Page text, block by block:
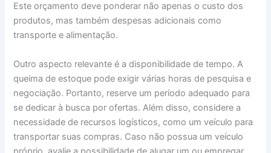
Este orçamento deve ponderar não apenas o custo dos
produtos, mas também despesas adicionais como
transporte e alimentação.
Outro aspecto relevante é a disponibilidade de tempo. A
queima de estoque pode exigir várias horas de pesquisa e
negociação. Portanto, reserve um período adequado para
se dedicar à busca por ofertas. Além disso, considere a
necessidade de recursos logísticos, como um veículo para
transportar suas compras. Caso não possua um veículo